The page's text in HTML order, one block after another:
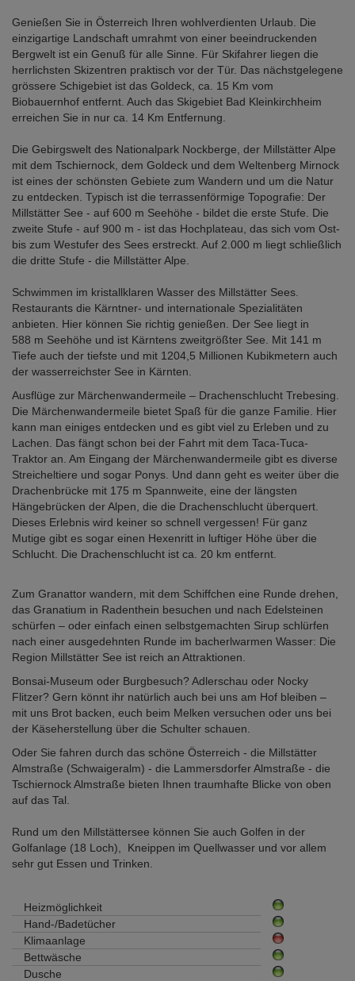
Genießen Sie in Österreich Ihren wohlverdienten Urlaub. Die
einzigartige Landschaft umrahmt von einer beeindruckenden
Bergwelt ist ein Genuß für alle Sinne. Für Skifahrer liegen die
herrlichsten Skizentren praktisch vor der Tür. Das nächstgelegene
grössere Schigebiet ist das Goldeck, ca. 15 Km vom
Biobauernhof entfernt. Auch das Skigebiet Bad Kleinkirchheim
erreichen Sie in nur ca. 14 Km Entfernung.
Die Gebirgswelt des Nationalpark Nockberge, der Millstätter Alpe
mit dem Tschiernock, dem Goldeck und dem Weltenberg Mirnock
ist eines der schönsten Gebiete zum Wandern und um die Natur
zu entdecken. Typisch ist die terrassenförmige Topografie: Der
Millstätter See - auf 600 m Seehöhe - bildet die erste Stufe. Die
zweite Stufe - auf 900 m - ist das Hochplateau, das sich vom Ost-
bis zum Westufer des Sees erstreckt. Auf 2.000 m liegt schließlich
die dritte Stufe - die Millstätter Alpe.
Schwimmen im kristallklaren Wasser des Millstätter Sees.
Restaurants die Kärntner- und internationale Spezialitäten
anbieten. Hier können Sie richtig genießen. Der See liegt in
588 m Seehöhe und ist Kärntens zweitgrößter See. Mit 141 m
Tiefe auch der tiefste und mit 1204,5 Millionen Kubikmetern auch
der wasserreichster See in Kärnten.
Ausflüge zur Märchenwandermeile – Drachenschlucht Trebesing.
Die Märchenwandermeile bietet Spaß für die ganze Familie. Hier
kann man einiges entdecken und es gibt viel zu Erleben und zu
Lachen. Das fängt schon bei der Fahrt mit dem Taca-Tuca-
Traktor an. Am Eingang der Märchenwandermeile gibt es diverse
Streicheltiere und sogar Ponys. Und dann geht es weiter über die
Drachenbrücke mit 175 m Spannweite, eine der längsten
Hängebrücken der Alpen, die die Drachenschlucht überquert.
Dieses Erlebnis wird keiner so schnell vergessen! Für ganz
Mutige gibt es sogar einen Hexenritt in luftiger Höhe über die
Schlucht. Die Drachenschlucht ist ca. 20 km entfernt.
Zum Granattor wandern, mit dem Schiffchen eine Runde drehen,
das Granatium in Radenthein besuchen und nach Edelsteinen
schürfen – oder einfach einen selbstgemachten Sirup schlürfen
nach einer ausgedehnten Runde im bacherlwarmen Wasser: Die
Region Millstätter See ist reich an Attraktionen.
Bonsai-Museum oder Burgbesuch? Adlerschau oder Nocky
Flitzer? Gern könnt ihr natürlich auch bei uns am Hof bleiben –
mit uns Brot backen, euch beim Melken versuchen oder uns bei
der Käseherstellung über die Schulter schauen.
Oder Sie fahren durch das schöne Österreich - die Millstätter
Almstraße (Schwaigeralm) - die Lammersdorfer Almstraße - die
Tschiernock Almstraße bieten Ihnen traumhafte Blicke von oben
auf das Tal.
Rund um den Millstättersee können Sie auch Golfen in der
Golfanlage (18 Loch), Kneippen im Quellwasser und vor allem
sehr gut Essen und Trinken.
Heizmöglichkeit
Hand-/Badetücher
Klimaanlage
Bettwäsche
Dusche